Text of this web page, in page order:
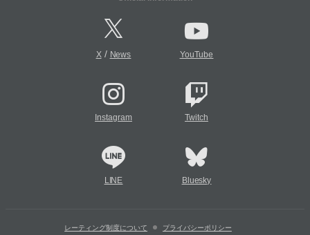
X/ News YouTube
Instagram Twitch
LINE Bluesky
レーティング制度について プライバシーポリシー